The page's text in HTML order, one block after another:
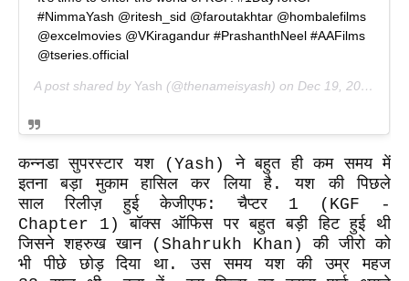
#NimmaYash @ritesh_sid @faroutakhtar @hombalefilms
@excelmovies @VKiragandur #PrashanthNeel #AAFilms
@tseries.official
A post shared by Yash (@thenameisyash) on Dec 19, 2018 at 11:26pm PST
कन्नडा सुपरस्टार यश (Yash) ने बहुत ही कम समय में
इतना बड़ा मुकाम हासिल कर लिया है. यश की पिछले
साल रिलीज़ हुई केजीएफ: चैप्टर 1 (KGF -
Chapter 1) बॉक्स ऑफिस पर बहुत बड़ी हिट हुई थी
जिसने शहरुख खान (Shahrukh Khan) की जीरो को
भी पीछे छोड़ दिया था. उस समय यश की उम्र महज